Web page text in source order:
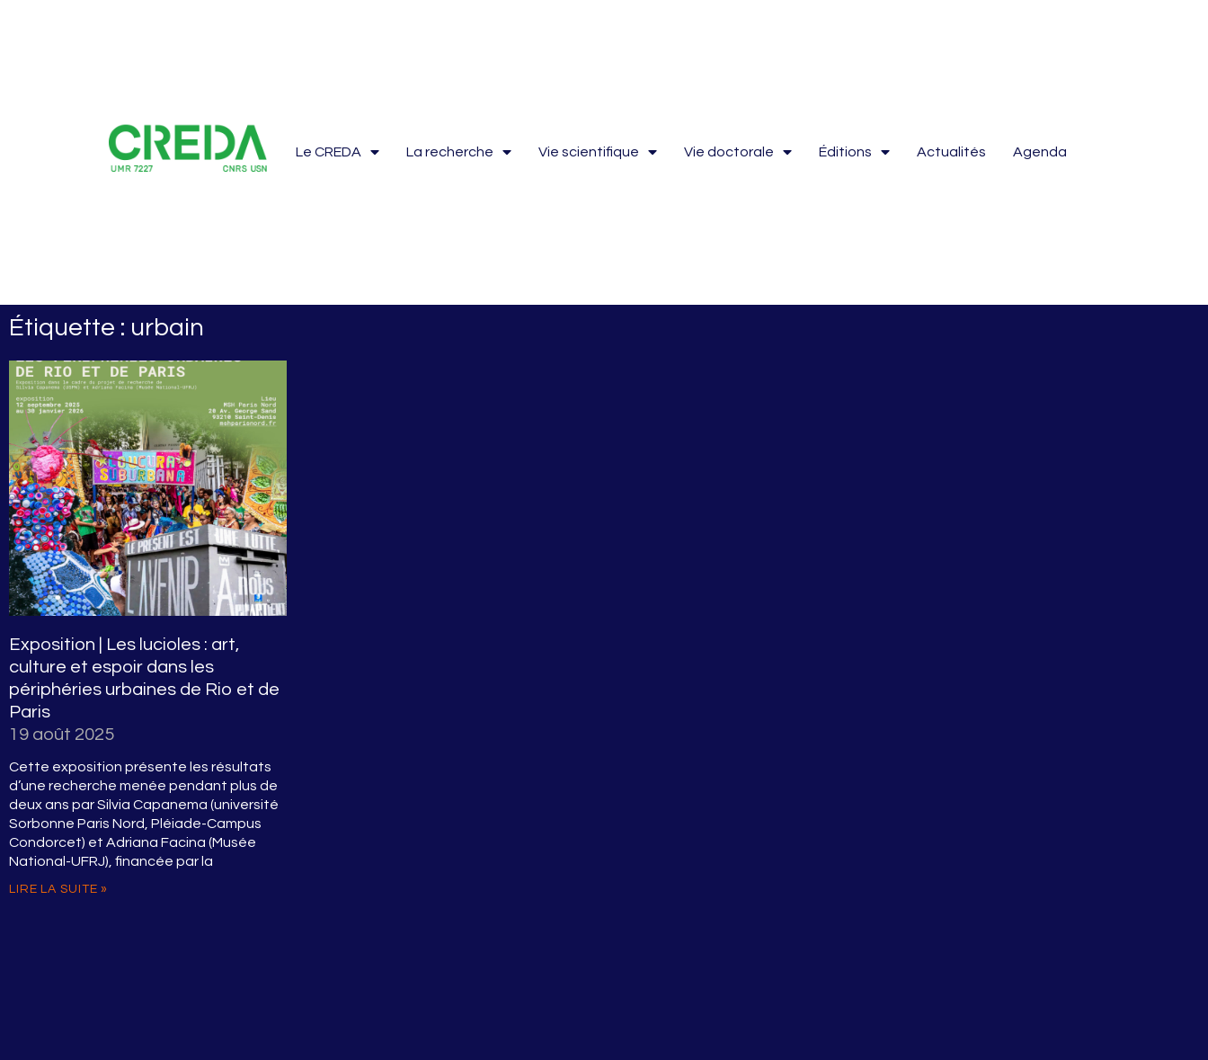
Le CREDA La recherche Vie scientifique Vie doctorale Éditions Actualités Agenda
Étiquette : urbain
Exposition | Les lucioles : art,
culture et espoir dans les
périphéries urbaines de Rio et de
Paris
19 août 2025
Cette exposition présente les résultats
d’une recherche menée pendant plus de
deux ans par Silvia Capanema (université
Sorbonne Paris Nord, Pléiade-Campus
Condorcet) et Adriana Facina (Musée
National-UFRJ), financée par la
LIRE LA SUITE »